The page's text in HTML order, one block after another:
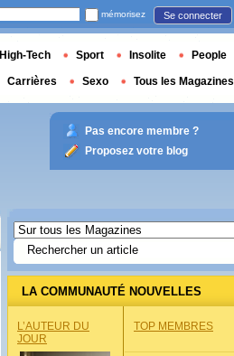
LA COMMUNAUTÉ NOUVELLES
L’AUTEUR DU
JOUR
TOP MEMBRES
mémorisez Se connecter
High-Tech Sport Insolite People
Carrières Sexo Tous les Magazines
Pas encore membre ?
Proposez votre blog